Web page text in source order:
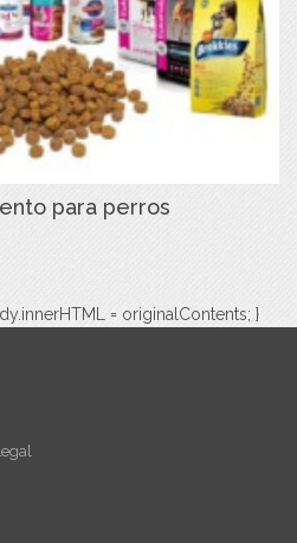
para perros
= originalContents; }